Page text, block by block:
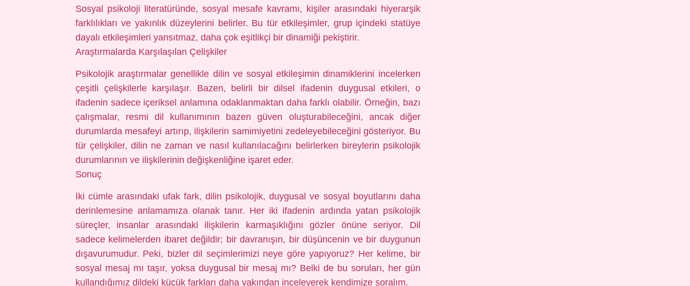
Sosyal psikoloji literatüründe, sosyal mesafe kavramı, kişiler arasındaki hiyerarşik
farklılıkları ve yakınlık düzeylerini belirler. Bu tür etkileşimler, grup içindeki statüye
dayalı etkileşimleri yansıtmaz, daha çok eşitlikçi bir dinamiği pekiştirir.
Araştırmalarda Karşılaşılan Çelişkiler
Psikolojik araştırmalar genellikle dilin ve sosyal etkileşimin dinamiklerini incelerken
çeşitli çelişkilerle karşılaşır. Bazen, belirli bir dilsel ifadenin duygusal etkileri, o
ifadenin sadece içeriksel anlamına odaklanmaktan daha farklı olabilir. Örneğin, bazı
çalışmalar, resmi dil kullanımının bazen güven oluşturabileceğini, ancak diğer
durumlarda mesafeyi artırıp, ilişkilerin samimiyetini zedeleyebileceğini gösteriyor. Bu
tür çelişkiler, dilin ne zaman ve nasıl kullanılacağını belirlerken bireylerin psikolojik
durumlarının ve ilişkilerinin değişkenliğine işaret eder.
Sonuç
İki cümle arasındaki ufak fark, dilin psikolojik, duygusal ve sosyal boyutlarını daha
derinlemesine anlamamıza olanak tanır. Her iki ifadenin ardında yatan psikolojik
süreçler, insanlar arasındaki ilişkilerin karmaşıklığını gözler önüne seriyor. Dil
sadece kelimelerden ibaret değildir; bir davranışın, bir düşüncenin ve bir duygunun
dışavurumudur. Peki, bizler dil seçimlerimizi neye göre yapıyoruz? Her kelime, bir
sosyal mesaj mı taşır, yoksa duygusal bir mesaj mı? Belki de bu soruları, her gün
kullandığımız dildeki küçük farkları daha yakından inceleyerek kendimize soralım.